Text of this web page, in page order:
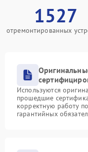
1527
отремонтированных
Используются
прошедшие
корректную работу
гарантийных